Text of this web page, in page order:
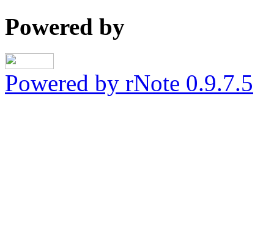
Powered by
Powered by rNote 0.9.7.5